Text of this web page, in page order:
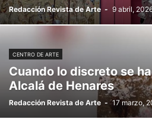
Redacción Revista de Arte - 9 abril,
CENTRO DE ARTE
Cuando lo discreto se
Alcalá de Henares
Redacción Revista de Arte - 17 marzo,